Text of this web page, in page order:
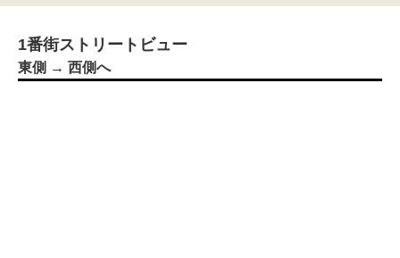
1番街ストリートビュー
東側 → 西側へ